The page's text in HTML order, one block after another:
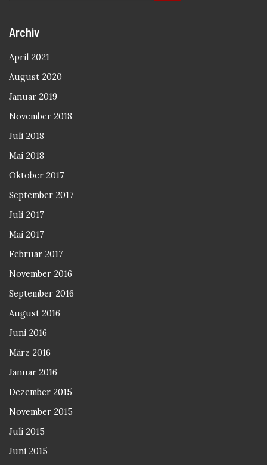
Archiv
April 2021
August 2020
Januar 2019
November 2018
Juli 2018
Mai 2018
Oktober 2017
September 2017
Juli 2017
Mai 2017
Februar 2017
November 2016
September 2016
August 2016
Juni 2016
März 2016
Januar 2016
Dezember 2015
November 2015
Juli 2015
Juni 2015